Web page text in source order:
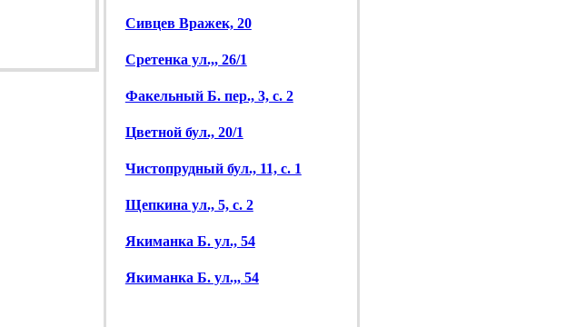
Сивцев Вражек, 20
Сретенка ул.,, 26/1
Факельный Б. пер., 3, с. 2
Цветной бул., 20/1
Чистопрудный бул., 11, с. 1
Щепкина ул., 5, с. 2
Якиманка Б. ул., 54
Якиманка Б. ул.,, 54